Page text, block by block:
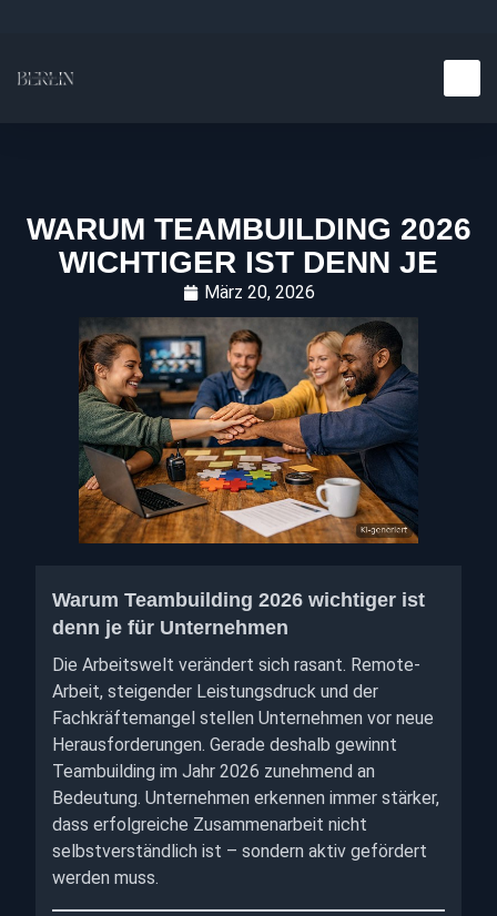
WARUM TEAMBUILDING 2026
WICHTIGER IST DENN JE
März 20, 2026
Warum Teambuilding 2026 wichtiger ist
denn je für Unternehmen
Die Arbeitswelt verändert sich rasant. Remote-
Arbeit, steigender Leistungsdruck und der
Fachkräftemangel stellen Unternehmen vor neue
Herausforderungen. Gerade deshalb gewinnt
Teambuilding im Jahr 2026 zunehmend an
Bedeutung. Unternehmen erkennen immer stärker,
dass erfolgreiche Zusammenarbeit nicht
selbstverständlich ist – sondern aktiv gefördert
werden muss.